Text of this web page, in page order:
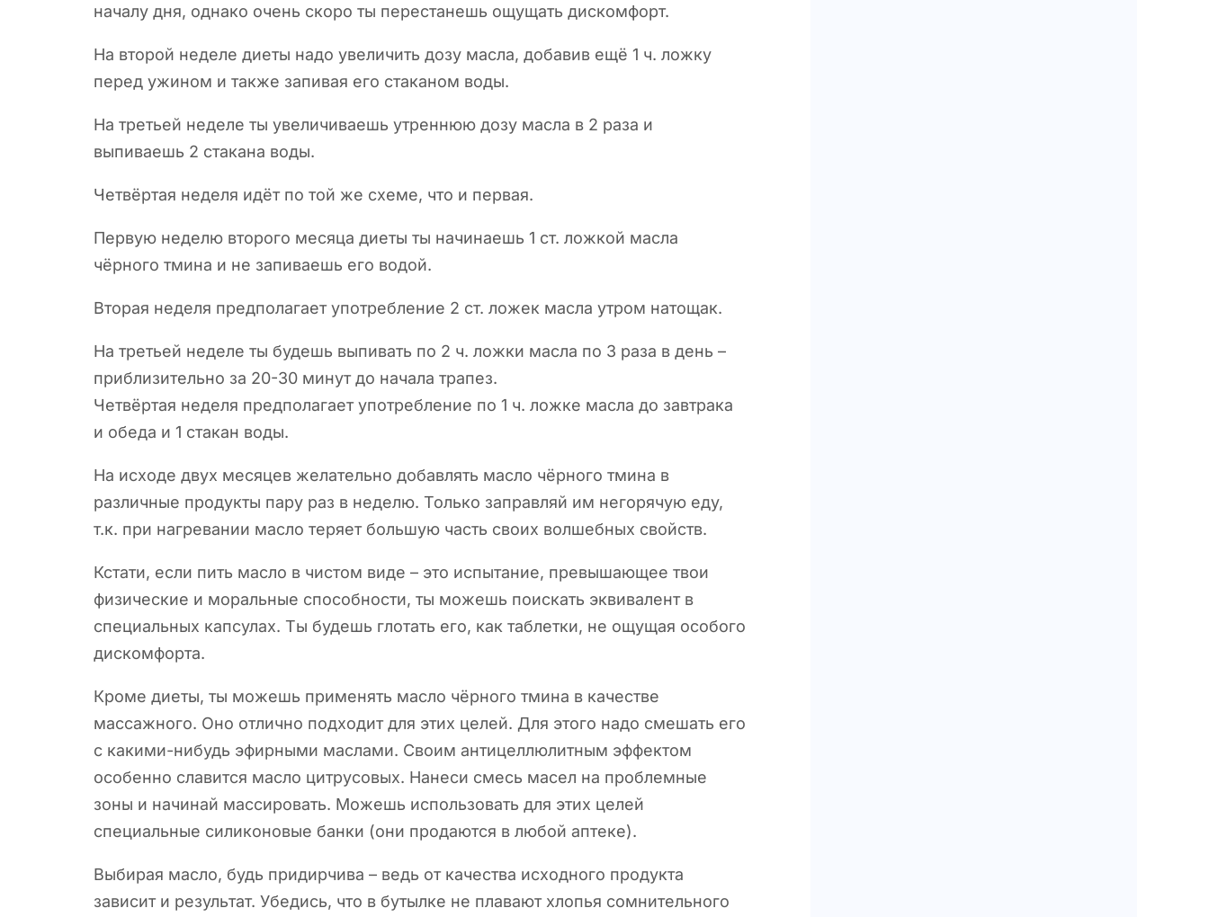
началу дня, однако очень скоро ты перестанешь ощущать дискомфорт.
На второй неделе диеты надо увеличить дозу масла, добавив ещё 1 ч. ложку
перед ужином и также запивая его стаканом воды.
На третьей неделе ты увеличиваешь утреннюю дозу масла в 2 раза и
выпиваешь 2 стакана воды.
Четвёртая неделя идёт по той же схеме, что и первая.
Первую неделю второго месяца диеты ты начинаешь 1 ст. ложкой масла
чёрного тмина и не запиваешь его водой.
Вторая неделя предполагает употребление 2 ст. ложек масла утром натощак.
На третьей неделе ты будешь выпивать по 2 ч. ложки масла по 3 раза в день –
приблизительно за 20-30 минут до начала трапез.
Четвёртая неделя предполагает употребление по 1 ч. ложке масла до завтрака
и обеда и 1 стакан воды.
На исходе двух месяцев желательно добавлять масло чёрного тмина в
различные продукты пару раз в неделю. Только заправляй им негорячую еду,
т.к. при нагревании масло теряет большую часть своих волшебных свойств.
Кстати, если пить масло в чистом виде – это испытание, превышающее твои
физические и моральные способности, ты можешь поискать эквивалент в
специальных капсулах. Ты будешь глотать его, как таблетки, не ощущая особого
дискомфорта.
Кроме диеты, ты можешь применять масло чёрного тмина в качестве
массажного. Оно отлично подходит для этих целей. Для этого надо смешать его
с какими-нибудь эфирными маслами. Своим антицеллюлитным эффектом
особенно славится масло цитрусовых. Нанеси смесь масел на проблемные
зоны и начинай массировать. Можешь использовать для этих целей
специальные силиконовые банки (они продаются в любой аптеке).
Выбирая масло, будь придирчива – ведь от качества исходного продукта
зависит и результат. Убедись, что в бутылке не плавают хлопья сомнительного